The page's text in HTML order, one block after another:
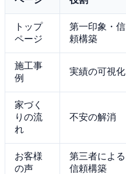
トップ
ページ
第一印象・信
頼構築
施工事
例
実績の可視化
家づく
りの流
れ
不安の解消
お客様
の声
第三者による
信頼構築